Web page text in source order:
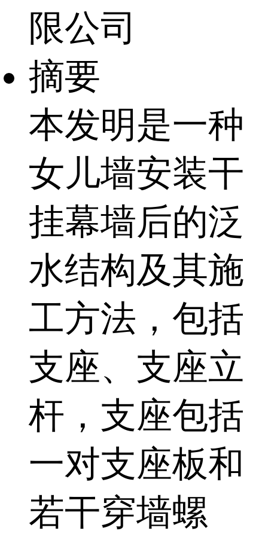
限公司
摘要
本发明是一种
女儿墙安装干
挂幕墙后的泛
水结构及其施
工方法，包括
支座、支座立
杆，支座包括
一对支座板和
若干穿墙螺